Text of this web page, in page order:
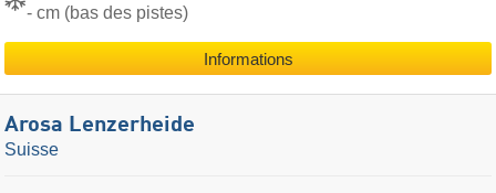
- cm (bas des pistes)
Informations
Arosa Lenzerheide
Suisse